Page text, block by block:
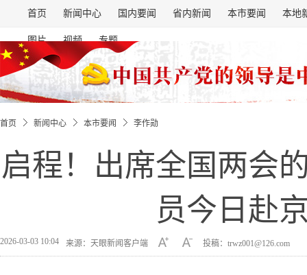
首页 新闻中心 国内要闻 省内新闻 本市要闻 本地
图片 视频 专题
首页 新闻中心 本市要闻 李作勋
启程！出席全国两会
员今日赴
2026-03-03 10:04 来源：天眼新闻客户端 投稿：trwz001@126.com